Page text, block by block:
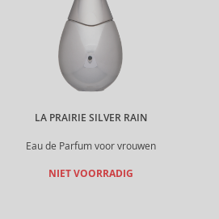
LA PRAIRIE SILVER RAIN
Eau de Parfum voor vrouwen
NIET VOORRADIG